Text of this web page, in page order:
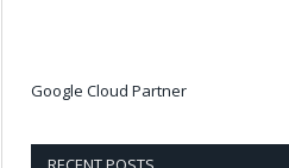
Google Cloud Partner